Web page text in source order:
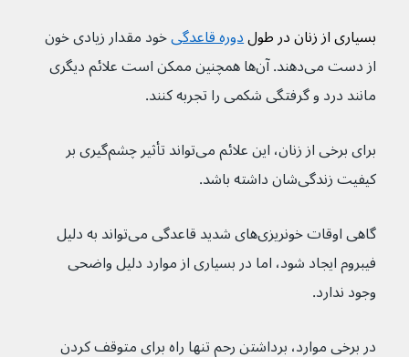
بسیاری از زنان در طول دوره قاعدگیخود مقدار زیادی خون
از دست می‌دهند. آن‌ها همچنین ممکن است علائم دیگری
مانند درد و گرفتگی شکمی را تجربه کنند.
برای برخی از زنان، این علائم می‌تواند تأثیر چشم‌گیری بر
کیفیت زندگی‌شان داشته باشد.
گاهی اوقات خونریزی‌های شدید قاعدگی می‌تواند به دلیل
فیبروم ایجاد شود، اما در بسیاری از موارد دلیل واضحی
وجود ندارد.
در برخی موارد، برداشتن رحم تنها راه برای متوقف کردن